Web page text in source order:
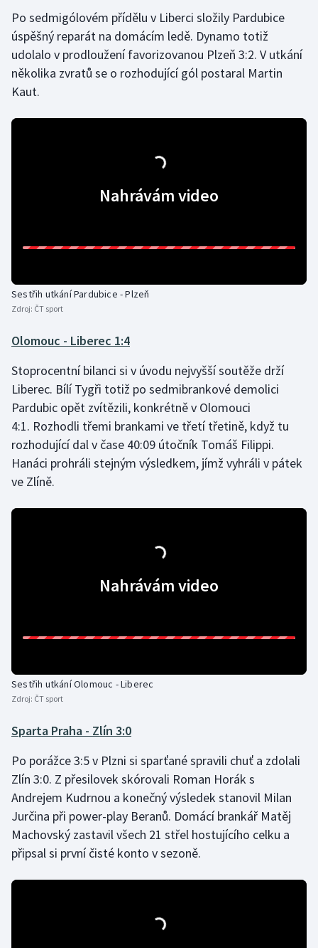
Gymnastika
Házená
Jezdectví
Motorsport
Parasport
Plavání
Plážový volejbal
Ragby
Stolní tenis
Triatlon
Veslování
Volejbal
Ostatní
Po sedmigólovém přídělu v Liberci složily Pardubice
úspěšný reparát na domácím ledě. Dynamo totiž
udolalo v prodloužení favorizovanou Plzeň 3:2. V utkání
několika zvratů se o rozhodující gól postaral Martin
Kaut.
Nahrávám video
Sestřih utkání Pardubice - Plzeň
Zdroj: ČT sport
Olomouc - Liberec 1:4
Stoprocentní bilanci si v úvodu nejvyšší soutěže drží
Liberec. Bílí Tygři totiž po sedmibrankové demolici
Pardubic opět zvítězili, konkrétně v Olomouci
4:1. Rozhodli třemi brankami ve třetí třetině, když tu
rozhodující dal v čase 40:09 útočník Tomáš Filippi.
Hanáci prohráli stejným výsledkem, jímž vyhráli v pátek
ve Zlíně.
Nahrávám video
Sestřih utkání Olomouc - Liberec
Zdroj: ČT sport
Sparta Praha - Zlín 3:0
Po porážce 3:5 v Plzni si sparťané spravili chuť a zdolali
Zlín 3:0. Z přesilovek skórovali Roman Horák s
Andrejem Kudrnou a konečný výsledek stanovil Milan
Jurčina při power-play Beranů. Domácí brankář Matěj
Machovský zastavil všech 21 střel hostujícího celku a
připsal si první čisté konto v sezoně.